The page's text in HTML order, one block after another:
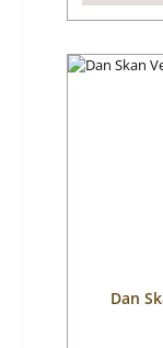
Dan